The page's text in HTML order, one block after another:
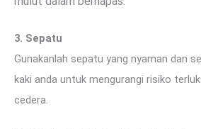
3. Sepatu
Gunakanlah sepatu yang nyaman dan
kaki anda untuk mengurangi risiko
cedera.